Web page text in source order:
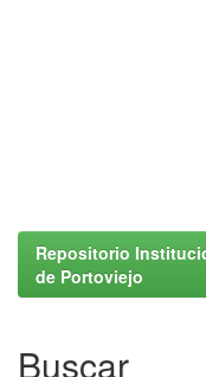
Repositorio
de Portoviejo
Buscar